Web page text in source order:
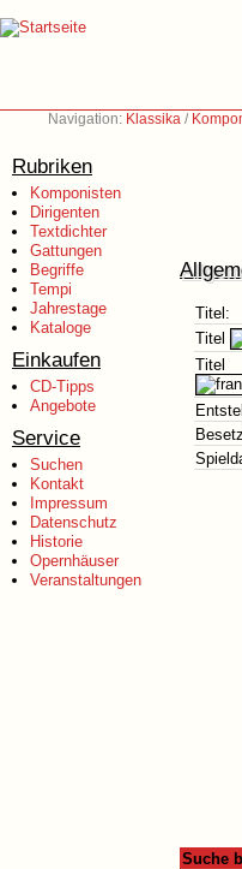
Navigation: Klassika /
Rubriken
Komponisten
Dirigenten
Textdichter
Gattungen
Begriffe
Tempi
Jahrestage
Kataloge
Einkaufen
CD-Tipps
Angebote
Service
Suchen
Kontakt
Impressum
Datenschutz
Historie
Opernhäuser
Veranstaltungen
Titel:
Titel
Titel
Suche